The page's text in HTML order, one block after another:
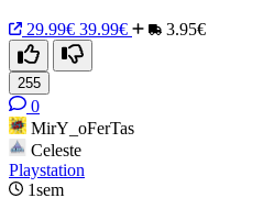
29.99€ 39.99€ 3.95€
255
0
MirY_oFerTas
Celeste
Playstation
1sem